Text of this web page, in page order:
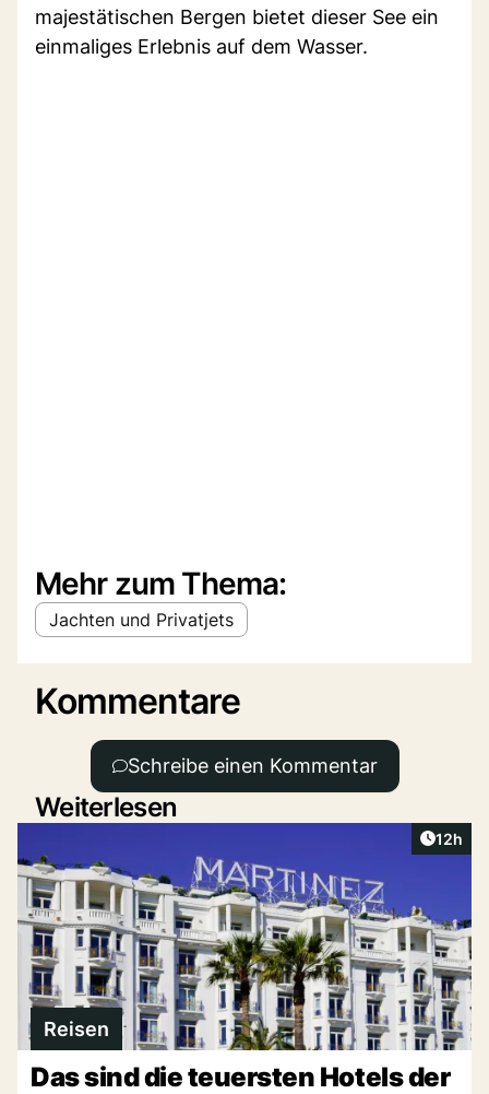
majestätischen Bergen bietet dieser See ein
einmaliges Erlebnis auf dem Wasser.
Mehr zum Thema:
Jachten und Privatjets
Kommentare
Schreibe einen Kommentar
Weiterlesen
Artikel
12h
Reisen
Das sind die teuersten Hotels der